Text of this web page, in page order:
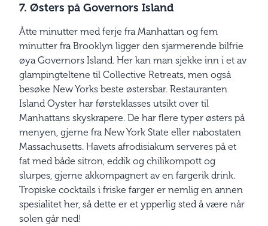
7. Østers på Governors Island
Åtte minutter med ferje fra Manhattan og fem
minutter fra Brooklyn ligger den sjarmerende bilfrie
øya Governors Island. Her kan man sjekke inn i et av
glampingteltene til Collective Retreats, men også
besøke New Yorks beste østersbar. Restauranten
Island Oyster har førsteklasses utsikt over til
Manhattans skyskrapere. De har flere typer østers på
menyen, gjerne fra New York State eller nabostaten
Massachusetts. Havets afrodisiakum serveres på et
fat med både sitron, eddik og chilikompott og
slurpes, gjerne akkompagnert av en fargerik drink.
Tropiske cocktails i friske farger er nemlig en annen
spesialitet her, så dette er et ypperlig sted å være når
solen går ned!